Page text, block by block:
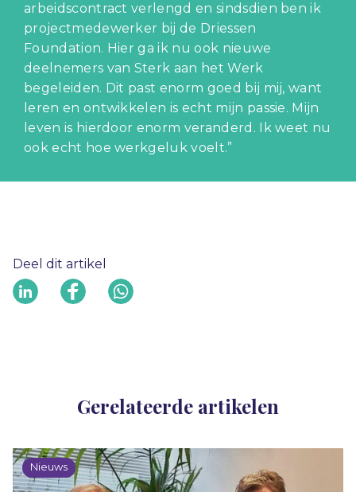
arbeidscontract verlengd en sindsdien ben ik
projectmedewerker bij de Driessen
Foundation. Hier ga ik nu ook nieuwe
deelnemers van Sterk aan het Werk
begeleiden. Dit past enorm goed bij mij, want
leren en ontwikkelen is echt mijn passie. Mijn
leven is hierdoor enorm veranderd. Ik weet nu
ook echt hoe werkgeluk voelt.”
Deel dit artikel
Gerelateerde artikelen
Nieuws